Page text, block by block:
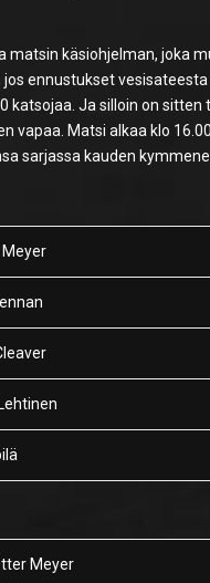
matsin käsiohjelman, joka
jos ennustukset
katsojaa. Ja silloin on
vapaa. Matsi alkaa klo
sarjassa kauden
Meyer